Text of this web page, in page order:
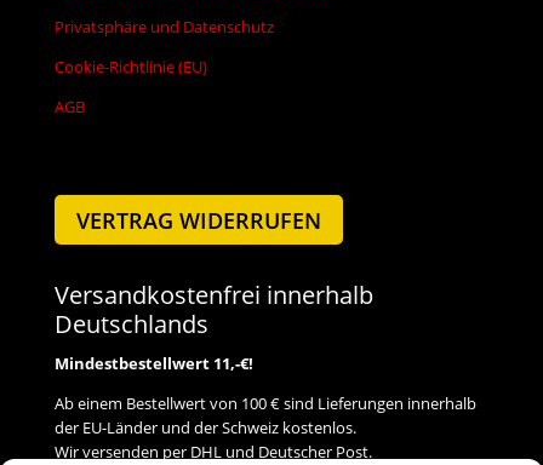
Privatsphäre und Datenschutz
Cookie-Richtlinie (EU)
AGB
VERTRAG WIDERRUFEN
Versandkostenfrei innerhalb
Deutschlands
Mindestbestellwert 11,-€!
Ab einem Bestellwert von 100 € sind Lieferungen innerhalb
der EU-Länder und der Schweiz kostenlos.
Wir versenden per DHL und Deutscher Post.